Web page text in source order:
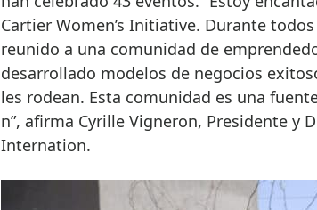
Cartier Women’s Initiative. Durante
reunido a una comunidad de
desarrollado modelos de negocios
les rodean. Esta comunidad es una
n”, afirma Cyrille Vigneron, Presidente y
Internation.